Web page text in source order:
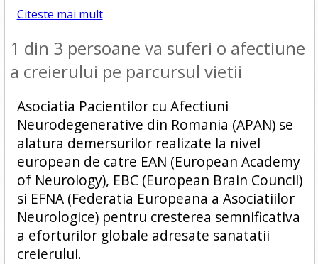
Citeste mai mult
1 din 3 persoane va suferi o afectiune
a creierului pe parcursul vietii
Asociatia Pacientilor cu Afectiuni
Neurodegenerative din Romania (APAN) se
alatura demersurilor realizate la nivel
european de catre EAN (European Academy
of Neurology), EBC (European Brain Council)
si EFNA (Federatia Europeana a Asociatiilor
Neurologice) pentru cresterea semnificativa
a eforturilor globale adresate sanatatii
creierului.